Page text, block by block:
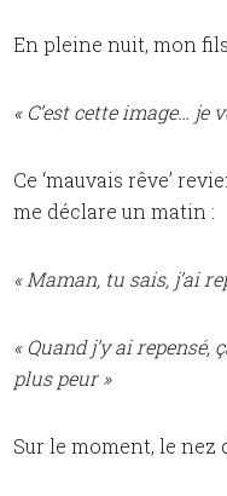
En pleine nuit, mon
« C’est cette image… je
Ce ‘mauvais rêve’
me déclare un matin :
« Maman, tu sais, j’ai
« Quand j’y ai repensé,
plus peur »
Sur le moment, le nez